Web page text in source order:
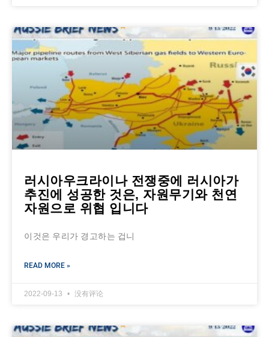
러시아우크라이나 전쟁중에 러시아가
추진에 성공한 것은, 자원무기와 천연
자원으로 위협 입니다
이것은 우리가 경고하는 겁니
READ MORE »
2022-09-13 没有评论